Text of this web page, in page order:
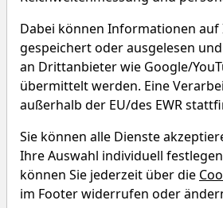
ISIN AT0000785225
318,161 €
Echtzeit-Aktienkurs
Chart des
Aktien (VT) Fonds
Dabei können Informationen auf
gespeichert oder ausgelesen
an Drittanbieter wie Google/
übermittelt werden. Eine
außerhalb der EU/des EWR
Sie können alle Dienste
Ihre Auswahl individuell
können Sie jederzeit über die
im Footer widerrufen oder